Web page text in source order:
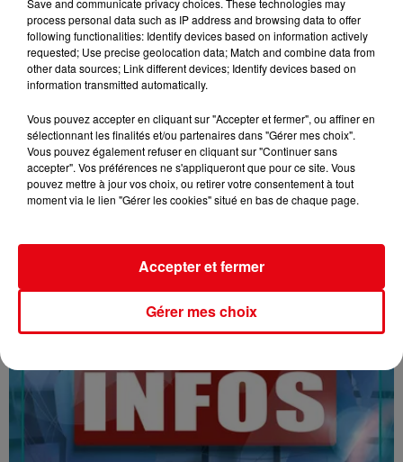
16/07/26 : LES INFORMATIONS
process personal data such as IP address and browsing data to offer
following functionalities: Identify devices based on information actively
requested; Use precise geolocation data; Match and combine data from
other data sources; Link different devices; Identify devices based on
information transmitted automatically.
Vous pouvez accepter en cliquant sur "Accepter et fermer", ou affiner en
sélectionnant les finalités et/ou partenaires dans "Gérer mes choix".
Vous pouvez également refuser en cliquant sur "Continuer sans
accepter". Vos préférences ne s'appliqueront que pour ce site. Vous
pouvez mettre à jour vos choix, ou retirer votre consentement à tout
moment via le lien "Gérer les cookies" situé en bas de chaque page.
Gérer mes choix
Accepter et fermer